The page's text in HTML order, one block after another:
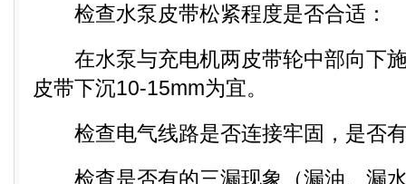
检查水泵皮带松紧程度是否合适：
在水泵与充电机两皮带轮中部向下
皮带下沉10-15mm为宜。
检查电气线路是否连接牢固，是否
检查是否有的三漏现象（漏油、漏